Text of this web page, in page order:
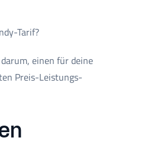
Tarif?
einen für deine
Preis-Leistungs-